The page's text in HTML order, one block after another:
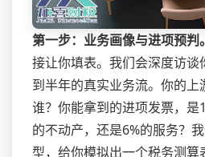
第一步：业务画像与进项预判。
接让你填表。我们会深度访谈
到半年的真实业务流。你的上
谁？你能拿到的进项发票，是
的不动产，还是6%的服务？
型，给你模拟出一个税务测